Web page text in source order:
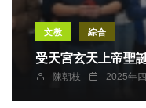
文教 綜合
受天宮玄天上帝聖
陳朝枝 2025年